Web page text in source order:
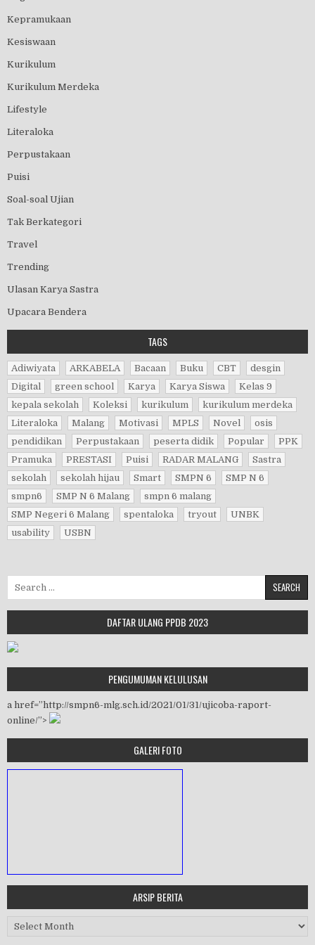
Kepramukaan
Kesiswaan
Kurikulum
Kurikulum Merdeka
Lifestyle
Literaloka
Perpustakaan
Puisi
Soal-soal Ujian
Tak Berkategori
Travel
Trending
Ulasan Karya Sastra
Upacara Bendera
TAGS
Adiwiyata ARKABELA Bacaan Buku CBT
desgin
Digital
green school Karya Karya Siswa
Kelas 9
kepala sekolah
Koleksi kurikulum
kurikulum merdeka
Literaloka
Malang Motivasi MPLS Novel
osis
pendidikan
Perpustakaan peserta didik Popular
PPK
Pramuka
PRESTASI Puisi RADAR MALANG
Sastra
sekolah
sekolah hijau Smart SMPN 6
SMP N 6
smpn6
SMP N 6 Malang
smpn 6 malang
SMP Negeri 6 Malang
spentaloka tryout
UNBK
usability
USBN
DAFTAR ULANG PPDB 2023
PENGUMUMAN KELULUSAN
a href=”http://smpn6-mlg.sch.id/2021/01/31/ujicoba-raport-
online/”>
GALERI FOTO
ARSIP BERITA
Arsip Berita